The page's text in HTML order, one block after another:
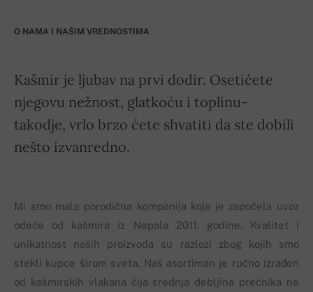
O NAMA I NAŠIM VREDNOSTIMA
Kašmir je ljubav na prvi dodir. Osetićete
njegovu nežnost, glatkoću i toplinu-
takodje, vrlo brzo ćete shvatiti da ste dobili
nešto izvanredno.
Mi smo mala porodična kompanija koja je započela uvoz
odeće od kašmira iz Nepala 2011. godine. Kvalitet i
unikatnost naših proizvoda su razlozi zbog kojih smo
stekli kupce širom sveta. Naš asortiman je ručno izrađen
od kašmirskih vlakana čija srednja debljina prečnika ne